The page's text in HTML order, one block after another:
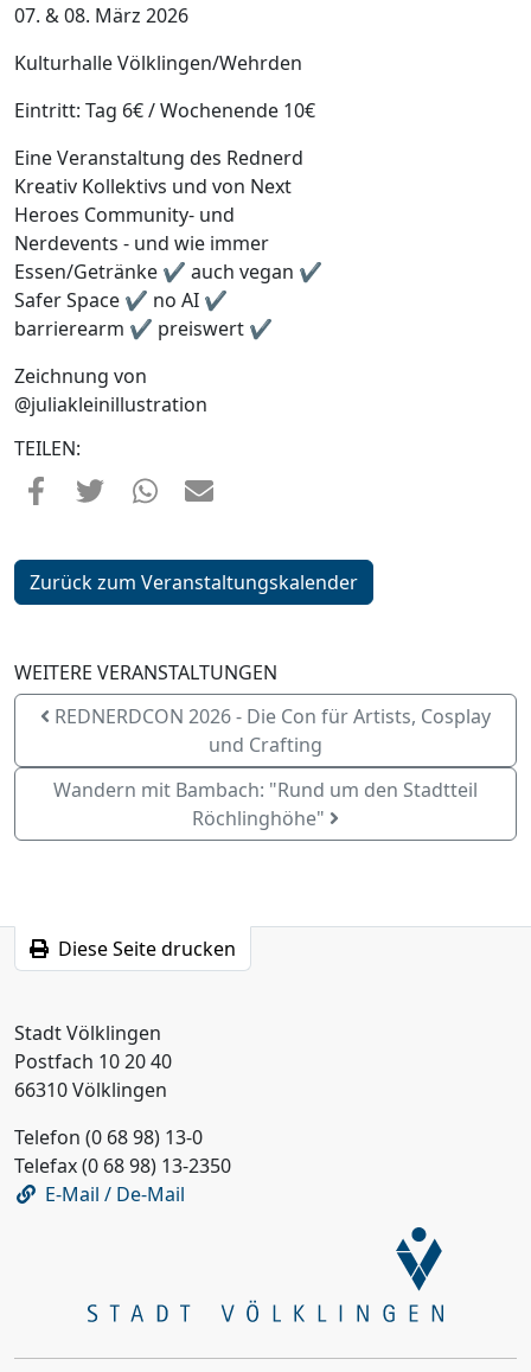
07. & 08. März 2026
Kulturhalle Völklingen/Wehrden
Eintritt: Tag 6€ / Wochenende 10€
Eine Veranstaltung des Rednerd
Kreativ Kollektivs und von Next
Heroes Community- und
Nerdevents - und wie immer
Essen/Getränke ✔ auch vegan ✔
Safer Space ✔ no AI ✔
barrierearm ✔ preiswert ✔
Zeichnung von
@juliakleinillustration
TEILEN:
Zurück zum Veranstaltungskalender
WEITERE VERANSTALTUNGEN
REDNERDCON 2026 - Die Con für Artists, Cosplay
und Crafting
Wandern mit Bambach: "Rund um den Stadtteil
Röchlinghöhe"
Diese Seite drucken
Stadt Völklingen
Postfach 10 20 40
66310 Völklingen
Telefon (0 68 98) 13-0
Telefax (0 68 98) 13-2350
E-Mail / De-Mail